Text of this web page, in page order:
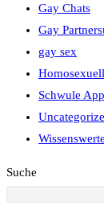
Gay Chats
Gay
gay sex
Schwule
Suche